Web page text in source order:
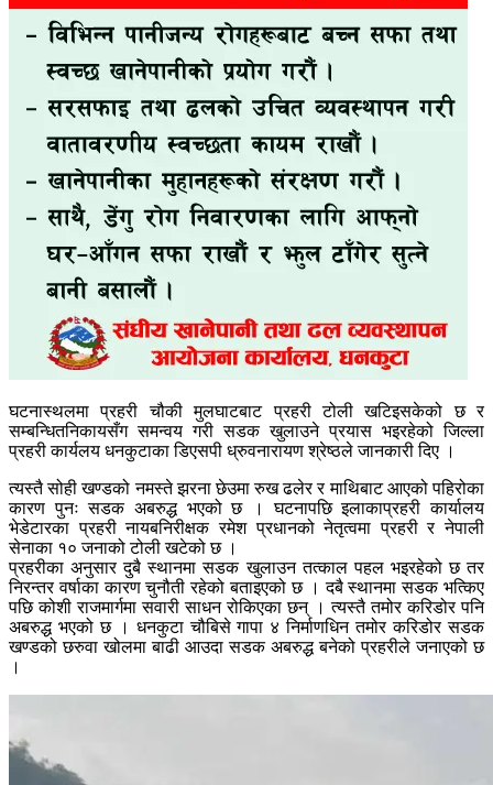
घटनास्थलमा प्रहरी चौकी मुलघाटबाट प्रहरी टोली खटिइसकेको छ र
सम्बन्धितनिकायसँग समन्वय गरी सडक खुलाउने प्रयास भइरहेको जिल्ला
प्रहरी कार्यलय धनकुटाका डिएसपी ध्रुवनारायण श्रेष्ठले जानकारी दिए ।
त्यस्तै सोही खण्डको नमस्ते झरना छेउमा रुख ढलेर र माथिबाट आएको पहिरोका
कारण पुनः सडक अबरुद्ध भएको छ । घटनापछि इलाकाप्रहरी कार्यालय
भेडेटारका प्रहरी नायबनिरीक्षक रमेश प्रधानको नेतृत्वमा प्रहरी र नेपाली
सेनाका १० जनाको टोली खटेको छ ।
प्रहरीका अनुसार दुबै स्थानमा सडक खुलाउन तत्काल पहल भइरहेको छ तर
निरन्तर वर्षाका कारण चुनौती रहेको बताइएको छ । दबै स्थानमा सडक भत्किए
पछि कोशी राजमार्गमा सवारी साधन रोकिएका छन् । त्यस्तै तमोर करिडोर पनि
अबरुद्ध भएको छ । धनकुटा चौबिसे गापा ४ निर्माणधिन तमोर करिडोर सडक
खण्डको छरुवा खोलमा बाढी आउदा सडक अबरुद्ध बनेको प्रहरीले जनाएको छ
।